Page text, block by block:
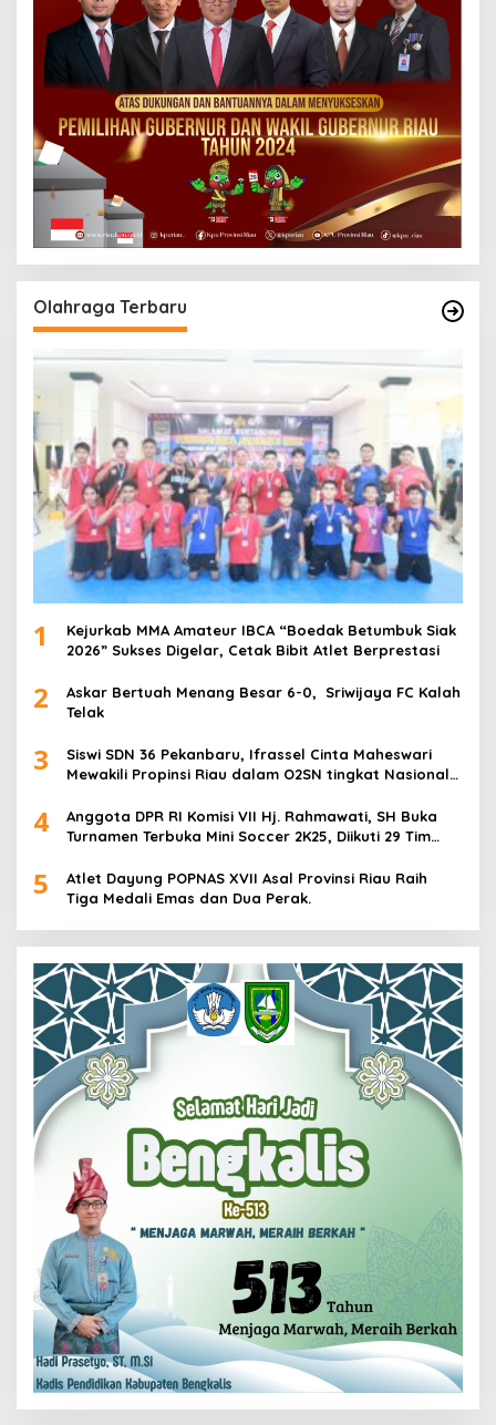
Olahraga Terbaru
1
Kejurkab MMA Amateur IBCA “Boedak Betumbuk Siak
2026” Sukses Digelar, Cetak Bibit Atlet Berprestasi
2
Askar Bertuah Menang Besar 6-0, Sriwijaya FC Kalah
Telak
3
Siswi SDN 36 Pekanbaru, Ifrassel Cinta Maheswari
Mewakili Propinsi Riau dalam O2SN tingkat Nasional
4
Anggota DPR RI Komisi VII Hj. Rahmawati, SH Buka
Turnamen Terbuka Mini Soccer 2K25, Diikuti 29 Tim
5
Atlet Dayung POPNAS XVII Asal Provinsi Riau Raih
Tiga Medali Emas dan Dua Perak.